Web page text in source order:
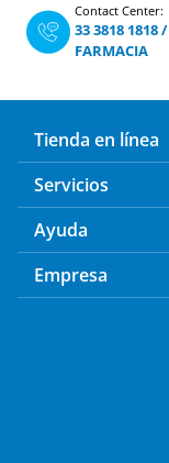
Contact Center:
33 3818 1818/
FARMACIA
Tienda en línea
Servicios
Ayuda
Empresa